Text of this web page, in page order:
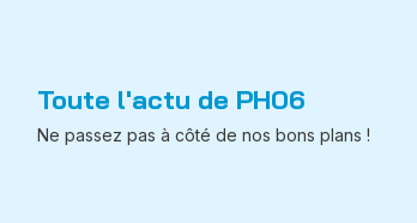
Toute l'actu de PH06
Ne passez pas à côté de nos bons plans !